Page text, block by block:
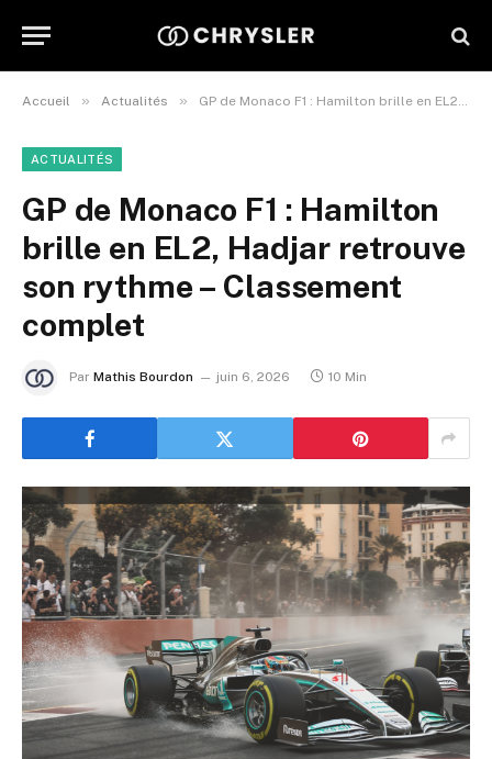
Accueil » Actualités » GP de Monaco F1 : Hamilton brille en EL2, Hadjar retrouve son rythme – Classement complet
ACTUALITÉS
GP de Monaco F1 : Hamilton
brille en EL2, Hadjar retrouve
son rythme – Classement
complet
Par Mathis Bourdon juin 6, 2026 10 Min